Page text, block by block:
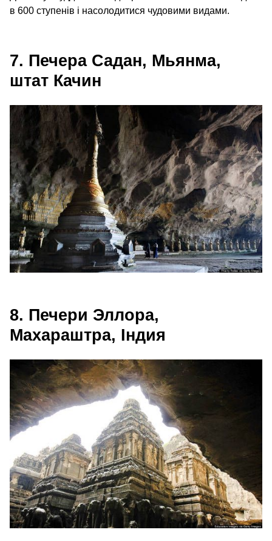
в 600 ступенів і насолодитися чудовими видами.
7. Печера Садан, Мьянма,
штат Качин
8. Печери Эллора,
Махараштра, Індия